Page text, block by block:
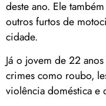
deste ano. Ele
outros furtos de
cidade.
Já o jovem de 22
crimes como roubo,
violência doméstica e